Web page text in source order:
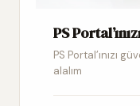
PS
PS Portal’ınızı
alalım